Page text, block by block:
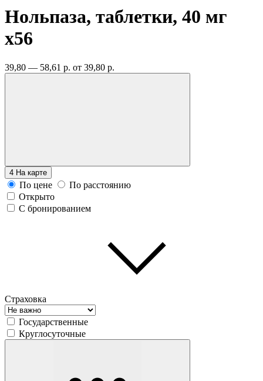
Нольпаза, таблетки, 40 мг
x56
39,80 — 58,61 р. от 39,80 р.
4 На карте
По цене
По расстоянию
Открыто
С бронированием
Страховка
Государственные
Круглосуточные